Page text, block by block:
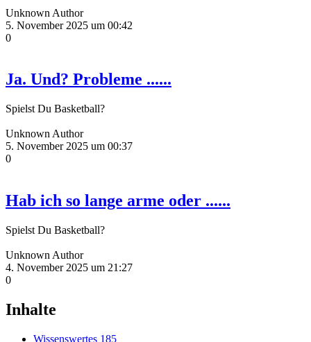
Unknown Author
5. November 2025 um 00:42
0
Ja. Und? Probleme ......
Spielst Du Basketball?
Unknown Author
5. November 2025 um 00:37
0
Hab ich so lange arme oder ......
Spielst Du Basketball?
Unknown Author
4. November 2025 um 21:27
0
Inhalte
Wissenswertes 185